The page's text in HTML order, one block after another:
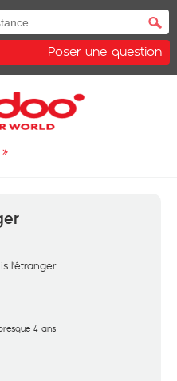
Poser une question
»
l'étranger.
4 ans